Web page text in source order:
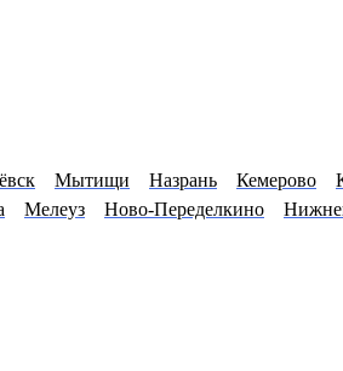
Мытищи Назрань Кемерово
Мелеуз Ново-Переделкино